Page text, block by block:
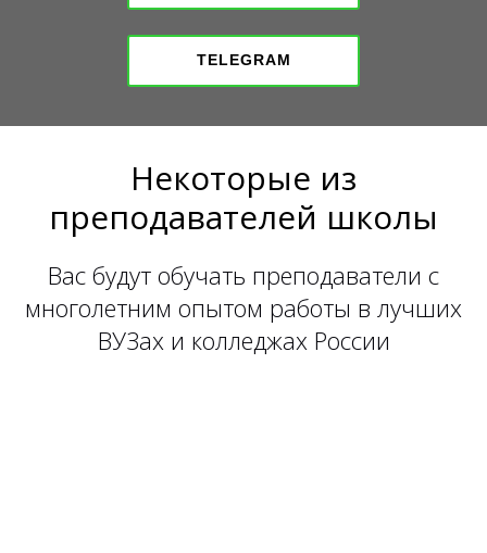
TELEGRAM
Некоторые из
преподавателей школы
Вас будут обучать преподаватели с
многолетним опытом работы в лучших
ВУЗах и колледжах России